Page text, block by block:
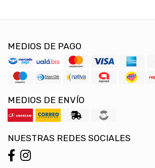
MEDIOS DE PAGO
MEDIOS DE ENVÍO
NUESTRAS REDES SOCIALES